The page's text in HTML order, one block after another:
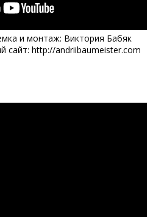
и монтаж: Виктория Бабяк
сайт: http://andriibaumeister.com